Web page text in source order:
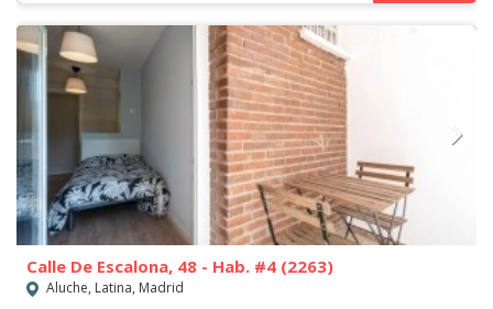
Calle De Escalona, 48 - Hab. #4 (2263)
Aluche, Latina, Madrid